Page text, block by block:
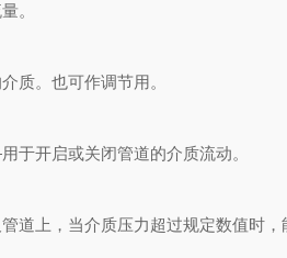
。
。也可作调节用。
开启或关闭管道的介质流动。
上，当介质压力超过规定数值时，